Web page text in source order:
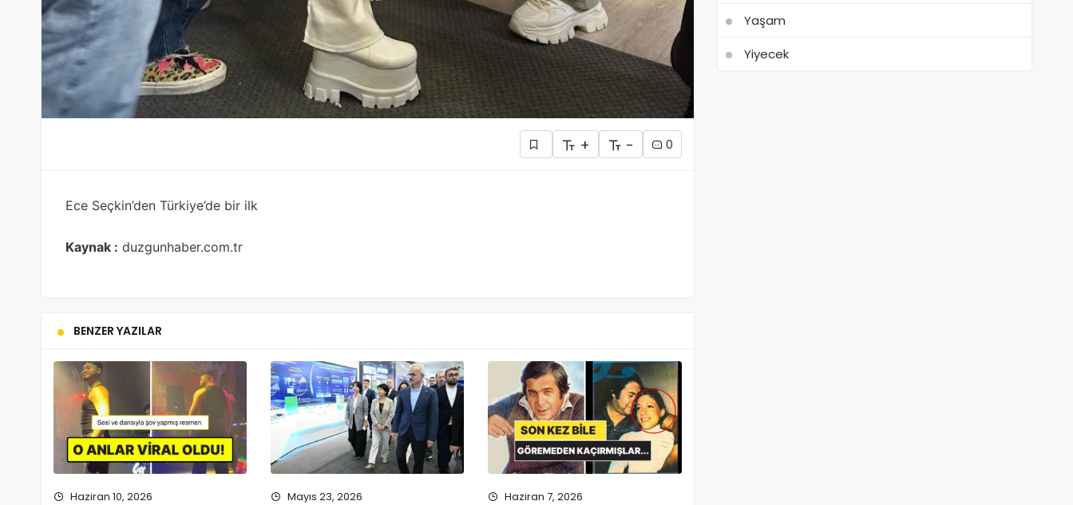
+ - 0
Ece Seçkin’den Türkiye’de bir ilk
Kaynak : duzgunhaber.com.tr
BENZER YAZILAR
Haziran 10, 2026 Mayıs 23, 2026 Haziran 7, 2026
Yaşam
Yiyecek